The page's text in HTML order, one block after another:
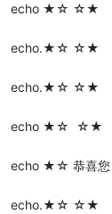
echo ★☆ ☆★
echo.★☆ ☆★
echo.★☆ ☆★
echo ★☆ ☆★
echo ★☆ 恭喜您
echo.★☆ ☆★